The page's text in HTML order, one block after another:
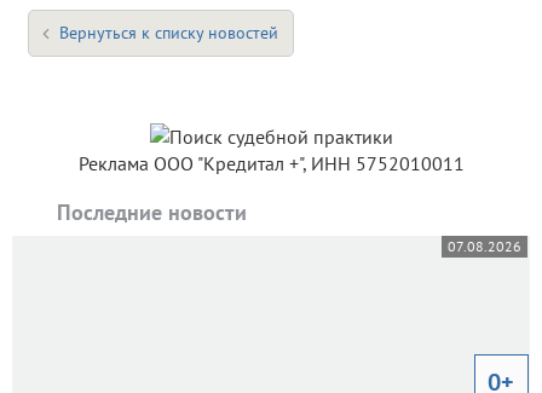
Вернуться к списку новостей
Реклама ООО "Кредитал +", ИНН 5752010011
Последние новости
07.08.2026
0+